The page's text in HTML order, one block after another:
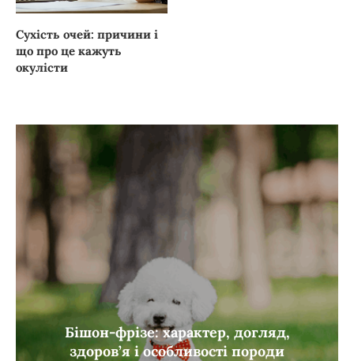
Сухість очей: причини і
що про це кажуть
окулісти
Бішон-фрізе: характер, догляд,
здоров’я і особливості породи